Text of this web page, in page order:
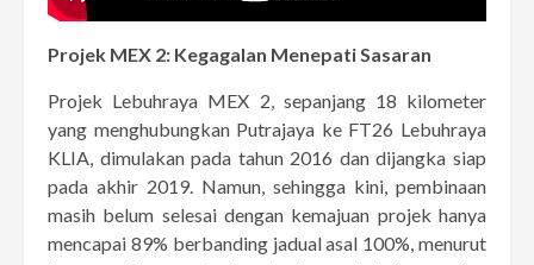
Projek MEX 2: Kegagalan Menepati Sasaran
Projek Lebuhraya MEX 2, sepanjang 18 kilometer
yang menghubungkan Putrajaya ke FT26 Lebuhraya
KLIA, dimulakan pada tahun 2016 dan dijangka siap
pada akhir 2019. Namun, sehingga kini, pembinaan
masih belum selesai dengan kemajuan projek hanya
mencapai 89% berbanding jadual asal 100%, menurut